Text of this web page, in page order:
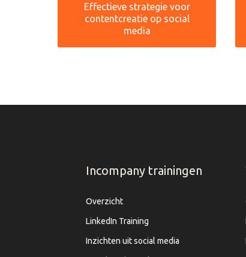
Effectieve strategie voor
contentcreatie op social
media
Incompany trainingen
Overzicht
LinkedIn Training
Inzichten uit social media